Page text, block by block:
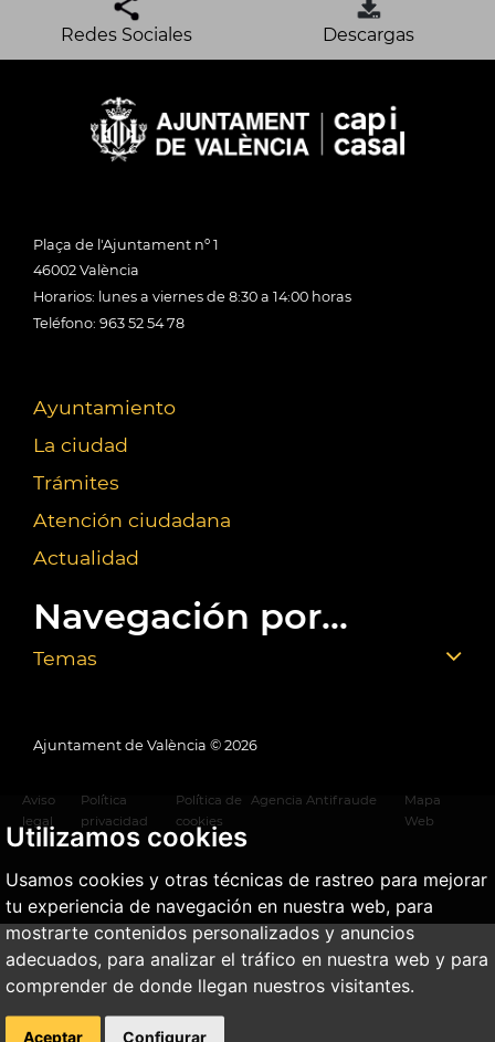
Utilizamos cookies
Usamos cookies y otras técnicas de rastreo para mejorar
tu experiencia de navegación en nuestra web, para
mostrarte contenidos personalizados y anuncios
adecuados, para analizar el tráfico en nuestra web y para
comprender de donde llegan nuestros visitantes.
Aceptar Configurar
Redes Sociales Descargas
Plaça de l'Ajuntament nº 1
46002 València
Horarios: lunes a viernes de 8:30 a 14:00 horas
Teléfono: 963 52 54 78
Ayuntamiento
La ciudad
Trámites
Atención ciudadana
Actualidad
Navegación por...
Temas
Ajuntament de València © 2026
Aviso
legal
Política
privacidad
Política de
cookies
Agencia Antifraude
Mapa
Web